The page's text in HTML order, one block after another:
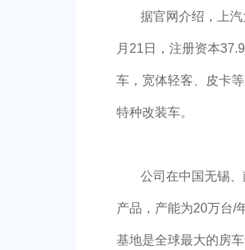
据官网介绍，上汽
月21日，注册资本
车，宽体轻客、皮卡
特种改装车。
公司在中国无锡、
产品，产能为20万台/
基地是全球最大的房